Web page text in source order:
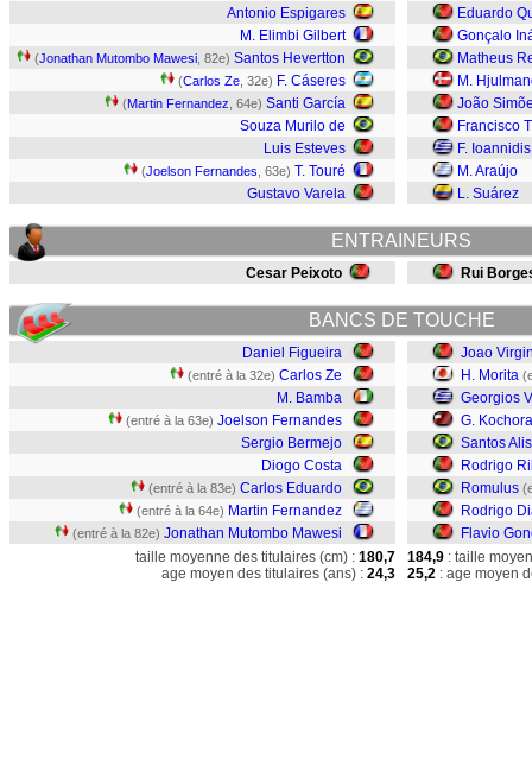
Antonio Espigares
M. Elimbi Gilbert
(Jonathan Mutombo Mawesi , 82e) Santos Hevertton
(Carlos Ze , 32e) F. Cáseres
(Martin Fernandez , 64e) Santi García
Souza Murilo de
Luis Esteves
(Joelson Fernandes , 63e) T. Touré
Gustavo Varela
Eduardo
Gonçalo
Matheus
M.
João
Francisco
F. Ioannidis
M. Araújo
L. Suárez
ENTRAINEURS
Cesar Peixoto Rui
BANCS DE TOUCHE
Daniel Figueira
(entré à la 32e) Carlos Ze
M. Bamba
(entré à la 63e) Joelson Fernandes
Sergio Bermejo
Diogo Costa
(entré à la 83e) Carlos Eduardo
(entré à la 64e) Martin Fernandez
(entré à la 82e) Jonathan Mutombo Mawesi
Joao
H. Morita
Georgios
G.
Santos
Rodrigo
Romulus
Rodrigo
Flavio
taille moyenne des titulaires (cm) : 180,7
age moyen des titulaires (ans) : 24,3
184,9 : taille
25,2 : age moyen